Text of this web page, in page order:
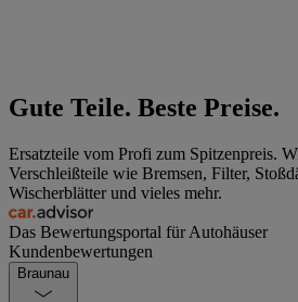
Gute Teile. Beste Preise.
Ersatzteile vom Profi zum Spitzenpreis.
Verschleißteile wie Bremsen, Filter,
Wischerblätter und vieles mehr.
Das Bewertungsportal für Autohäuser
Kundenbewertungen
Braunau